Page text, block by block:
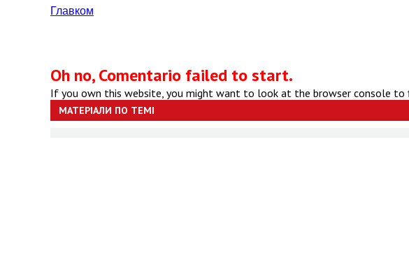
Главком
Oh no, Comentario failed to start.
If you own this website, you might want to look at the browser console to
МАТЕРІАЛИ ПО ТЕМІ